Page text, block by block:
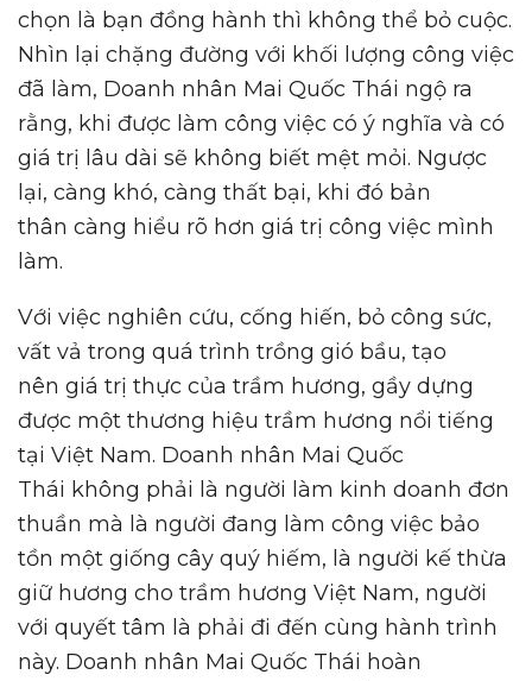
chọn là bạn đồng hành thì không thể bỏ cuộc.
Nhìn lại chặng đường với khối lượng công việc
đã làm, Doanh nhân Mai Quốc Thái ngộ ra
rằng, khi được làm công việc có ý nghĩa và có
giá trị lâu dài sẽ không biết mệt mỏi. Ngược
lại, càng khó, càng thất bại, khi đó bản
thân càng hiểu rõ hơn giá trị công việc mình
làm.
Với việc nghiên cứu, cống hiến, bỏ công sức,
vất vả trong quá trình trồng gió bầu, tạo
nên giá trị thực của trầm hương, gầy dựng
được một thương hiệu trầm hương nổi tiếng
tại Việt Nam. Doanh nhân Mai Quốc
Thái không phải là người làm kinh doanh đơn
thuần mà là người đang làm công việc bảo
tồn một giống cây quý hiếm, là người kế thừa
giữ hương cho trầm hương Việt Nam, người
với quyết tâm là phải đi đến cùng hành trình
này. Doanh nhân Mai Quốc Thái hoàn